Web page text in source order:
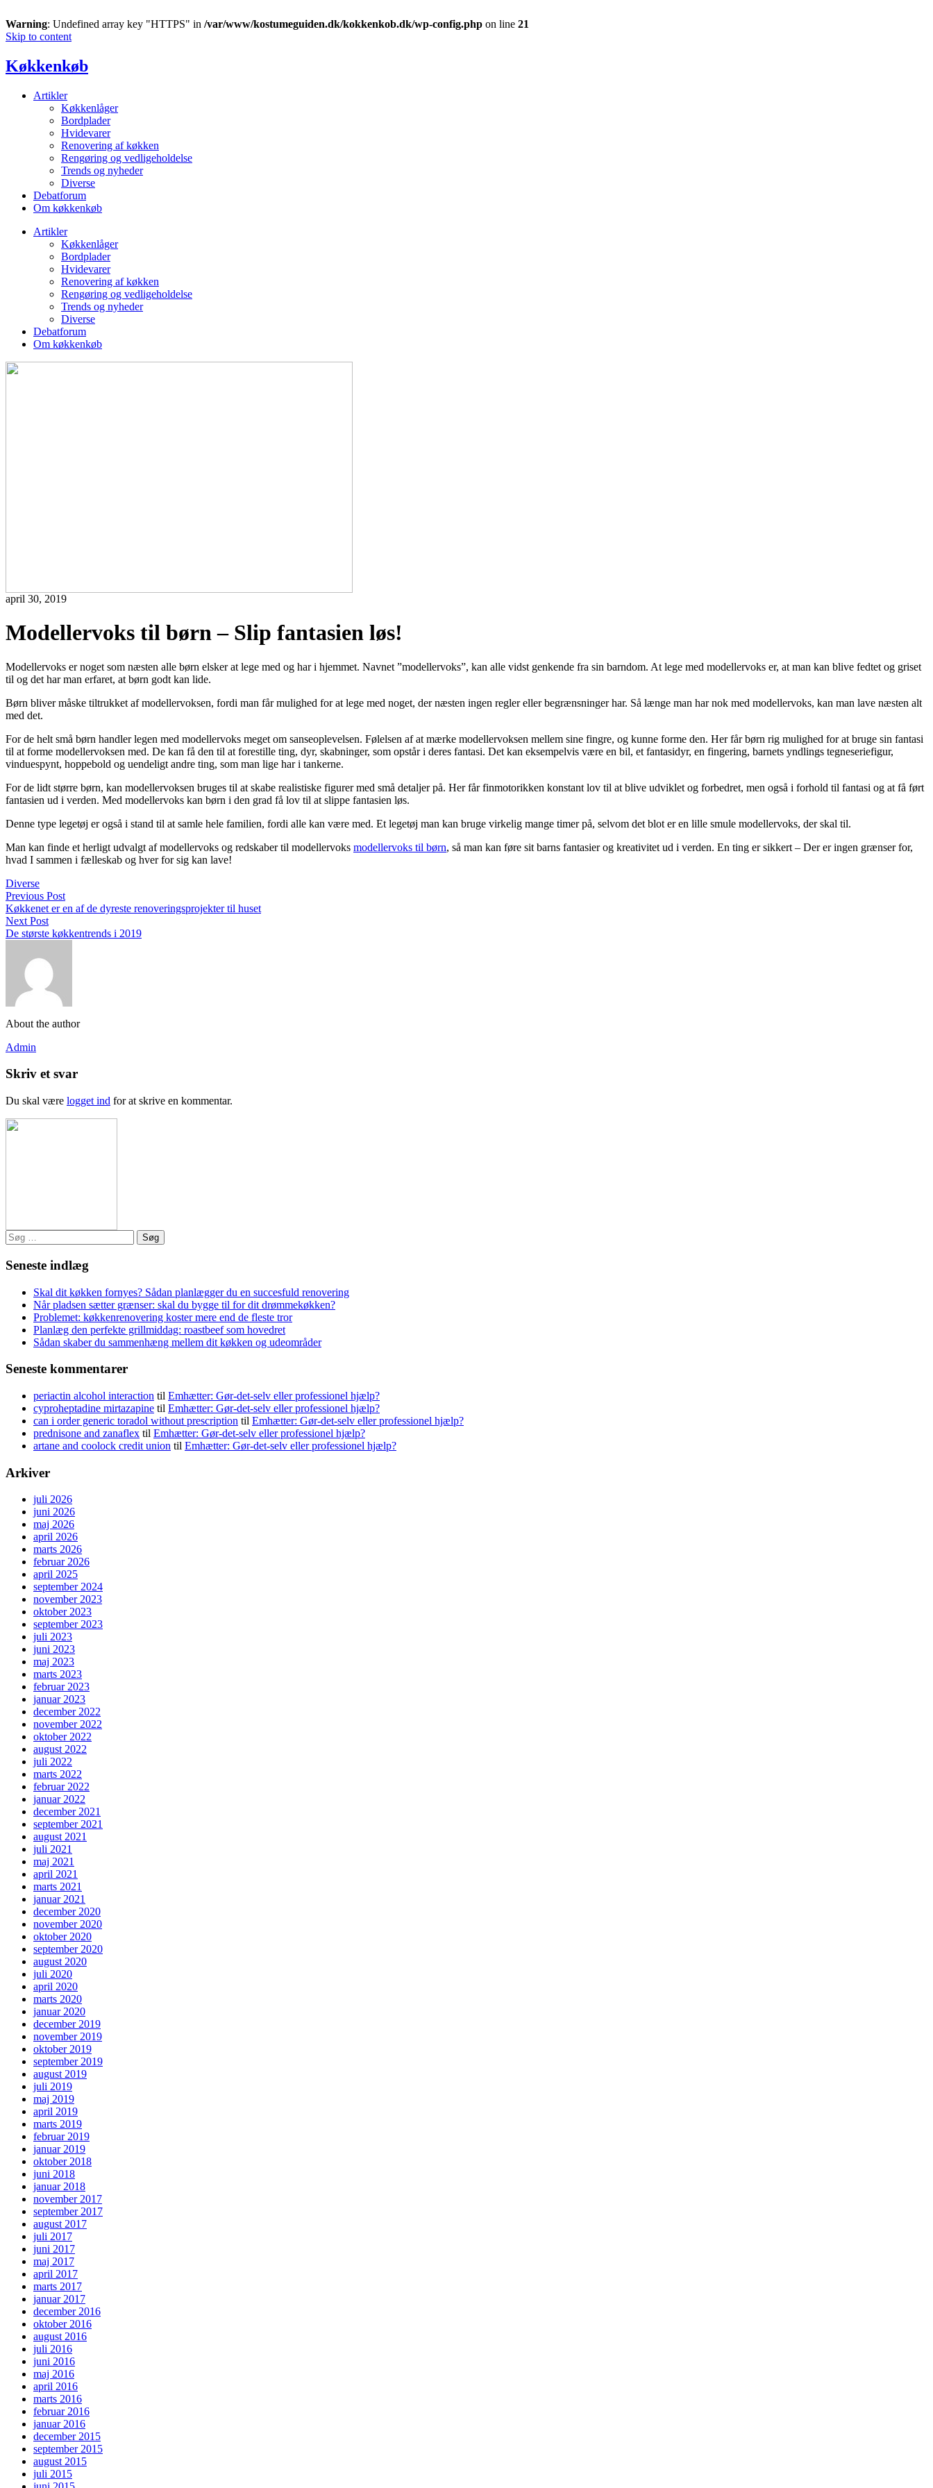
Warning: Undefined array key "HTTPS" in /var/www/kostumeguiden.dk/kokkenkob.dk/wp-config.php on line 21
Skip to content
Køkkenkøb
Artikler
Køkkenlåger
Bordplader
Hvidevarer
Renovering af køkken
Rengøring og vedligeholdelse
Trends og nyheder
Diverse
Debatforum
Om køkkenkøb
Artikler
Køkkenlåger
Bordplader
Hvidevarer
Renovering af køkken
Rengøring og vedligeholdelse
Trends og nyheder
Diverse
Debatforum
Om køkkenkøb
april 30, 2019
Modellervoks til børn – Slip fantasien løs!
Modellervoks er noget som næsten alle børn elsker at lege med og har i hjemmet. Navnet ”modellervoks”, kan alle vidst genkende fra sin barndom. At lege med modellervoks er, at man kan blive fedtet og griset
til og det har man erfaret, at børn godt kan lide.
Børn bliver måske tiltrukket af modellervoksen, fordi man får mulighed for at lege med noget, der næsten ingen regler eller begrænsninger har. Så længe man har nok med modellervoks, kan man lave næsten alt
med det.
For de helt små børn handler legen med modellervoks meget om sanseoplevelsen. Følelsen af at mærke modellervoksen mellem sine fingre, og kunne forme den. Her får børn rig mulighed for at bruge sin fantasi
til at forme modellervoksen med. De kan få den til at forestille ting, dyr, skabninger, som opstår i deres fantasi. Det kan eksempelvis være en bil, et fantasidyr, en fingering, barnets yndlings tegneseriefigur,
vinduespynt, hoppebold og uendeligt andre ting, som man lige har i tankerne.
For de lidt større børn, kan modellervoksen bruges til at skabe realistiske figurer med små detaljer på. Her får finmotorikken konstant lov til at blive udviklet og forbedret, men også i forhold til fantasi og at få ført
fantasien ud i verden. Med modellervoks kan børn i den grad få lov til at slippe fantasien løs.
Denne type legetøj er også i stand til at samle hele familien, fordi alle kan være med. Et legetøj man kan bruge virkelig mange timer på, selvom det blot er en lille smule modellervoks, der skal til.
Man kan finde et herligt udvalgt af modellervoks og redskaber til modellervoks modellervoks til børn, så man kan føre sit barns fantasier og kreativitet ud i verden. En ting er sikkert – Der er ingen grænser for,
hvad I sammen i fælleskab og hver for sig kan lave!
Diverse
Previous Post
Køkkenet er en af de dyreste renoveringsprojekter til huset
Next Post
De største køkkentrends i 2019
About the author
Admin
Skriv et svar
Du skal være logget ind for at skrive en kommentar.
Søg
efter:
Seneste indlæg
Skal dit køkken fornyes? Sådan planlægger du en succesfuld renovering
Når pladsen sætter grænser: skal du bygge til for dit drømmekøkken?
Problemet: køkkenrenovering koster mere end de fleste tror
Planlæg den perfekte grillmiddag: roastbeef som hovedret
Sådan skaber du sammenhæng mellem dit køkken og udeområder
Seneste kommentarer
periactin alcohol interaction til Emhætter: Gør-det-selv eller professionel hjælp?
cyproheptadine mirtazapine til Emhætter: Gør-det-selv eller professionel hjælp?
can i order generic toradol without prescription til Emhætter: Gør-det-selv eller professionel hjælp?
prednisone and zanaflex til Emhætter: Gør-det-selv eller professionel hjælp?
artane and coolock credit union til Emhætter: Gør-det-selv eller professionel hjælp?
Arkiver
juli 2026
juni 2026
maj 2026
april 2026
marts 2026
februar 2026
april 2025
september 2024
november 2023
oktober 2023
september 2023
juli 2023
juni 2023
maj 2023
marts 2023
februar 2023
januar 2023
december 2022
november 2022
oktober 2022
august 2022
juli 2022
marts 2022
februar 2022
januar 2022
december 2021
september 2021
august 2021
juli 2021
maj 2021
april 2021
marts 2021
januar 2021
december 2020
november 2020
oktober 2020
september 2020
august 2020
juli 2020
april 2020
marts 2020
januar 2020
december 2019
november 2019
oktober 2019
september 2019
august 2019
juli 2019
maj 2019
april 2019
marts 2019
februar 2019
januar 2019
oktober 2018
juni 2018
januar 2018
november 2017
september 2017
august 2017
juli 2017
juni 2017
maj 2017
april 2017
marts 2017
januar 2017
december 2016
oktober 2016
august 2016
juli 2016
juni 2016
maj 2016
april 2016
marts 2016
februar 2016
januar 2016
december 2015
september 2015
august 2015
juli 2015